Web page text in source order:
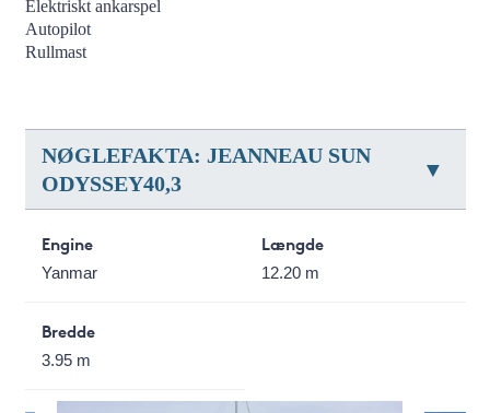
Elektriskt ankarspel
Autopilot
Rullmast
NØGLEFAKTA: JEANNEAU SUN
ODYSSEY40,3
Engine
Yanmar
Længde
12.20 m
Bredde
3.95 m